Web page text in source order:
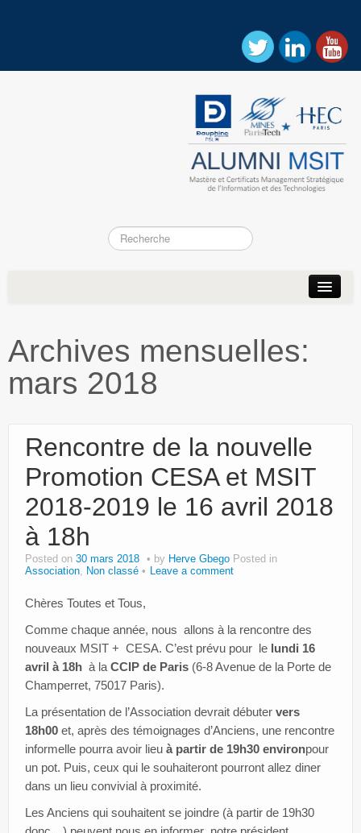
Association
Paroles d’entrepreneurs
Events
Dons
Services
Intranet
Archives mensuelles:
mars 2018
Rencontre de la nouvelle
Promotion CESA et MSIT
2018-2019 le 16 avril 2018
à 18h
Posted on 30 mars 2018 by Herve Gbego Posted in
Association
Non classé Leave a comment
Chères Toutes et Tous,
Comme chaque année, nous allons à la rencontre des
nouveaux MSIT + CESA. C’est prévu pour le lundi 16
avril à 18h à la CCIP de Paris (6-8 Avenue de la Porte de
Champerret, 75017 Paris).
La présentation de l’Association devrait débuter vers
18h00 et, après des témoignages d’Anciens, une rencontre
informelle pourra avoir lieu à partir de 19h30 environpour
un pot. Puis, ceux qui le souhaiteront pourront allez diner
dans un lieu convivial à proximité.
Les Anciens qui souhaitent se joindre (à partir de 19h30